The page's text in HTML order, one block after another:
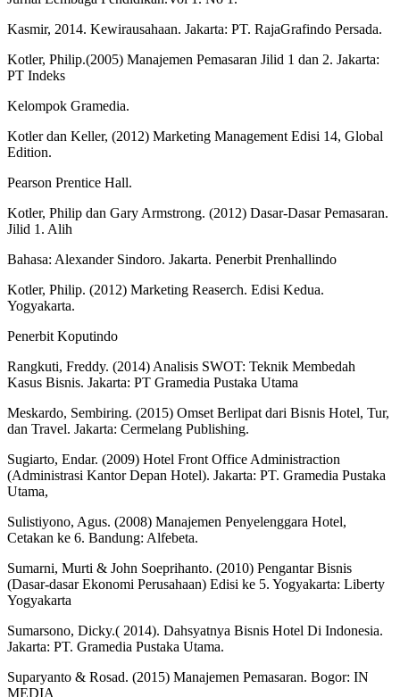
Kasmir, 2014. Kewirausahaan. Jakarta: PT. RajaGrafindo Persada.
Kotler, Philip.(2005) Manajemen Pemasaran Jilid 1 dan 2. Jakarta:
PT Indeks
Kelompok Gramedia.
Kotler dan Keller, (2012) Marketing Management Edisi 14, Global
Edition.
Pearson Prentice Hall.
Kotler, Philip dan Gary Armstrong. (2012) Dasar-Dasar Pemasaran.
Jilid 1. Alih
Bahasa: Alexander Sindoro. Jakarta. Penerbit Prenhallindo
Kotler, Philip. (2012) Marketing Reaserch. Edisi Kedua.
Yogyakarta.
Penerbit Koputindo
Rangkuti, Freddy. (2014) Analisis SWOT: Teknik Membedah
Kasus Bisnis. Jakarta: PT Gramedia Pustaka Utama
Meskardo, Sembiring. (2015) Omset Berlipat dari Bisnis Hotel, Tur,
dan Travel. Jakarta: Cermelang Publishing.
Sugiarto, Endar. (2009) Hotel Front Office Administraction
(Administrasi Kantor Depan Hotel). Jakarta: PT. Gramedia Pustaka
Utama,
Sulistiyono, Agus. (2008) Manajemen Penyelenggara Hotel,
Cetakan ke 6. Bandung: Alfebeta.
Sumarni, Murti & John Soeprihanto. (2010) Pengantar Bisnis
(Dasar-dasar Ekonomi Perusahaan) Edisi ke 5. Yogyakarta: Liberty
Yogyakarta
Sumarsono, Dicky.( 2014). Dahsyatnya Bisnis Hotel Di Indonesia.
Jakarta: PT. Gramedia Pustaka Utama.
Suparyanto & Rosad. (2015) Manajemen Pemasaran. Bogor: IN
MEDIA